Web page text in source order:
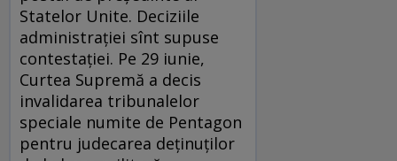
Statelor Unite. Deciziile
administraţiei sînt supuse
contestaţiei. Pe 29 iunie,
Curtea Supremă a decis
invalidarea tribunalelor
speciale numite de Pentagon
pentru judecarea deţinuţilor